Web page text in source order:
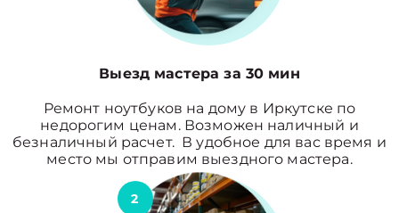
Выезд мастера за 30 мин
Ремонт ноутбуков на дому в Иркутске по
недорогим ценам. Возможен наличный и
безналичный расчет. В удобное для вас время и
место мы отправим выездного мастера.
2